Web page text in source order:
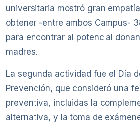
universitaria mostró gran
obtener -entre ambos Campus-
para encontrar al potencial
madres.
La segunda actividad fue el Día
Prevención, que consideró una
preventiva, incluidas la
alternativa, y la toma de